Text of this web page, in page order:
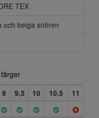
TEX
och beiga snören
9 9,5 10 10,5
11